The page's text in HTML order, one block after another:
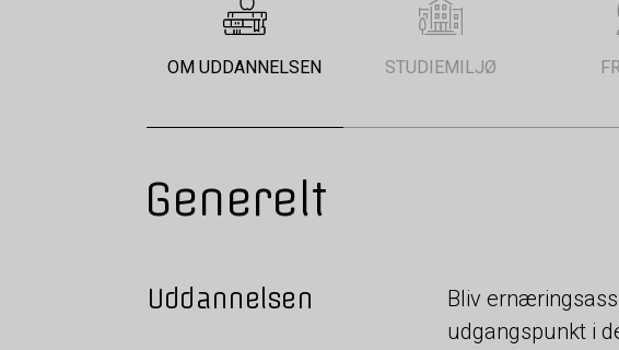
OM UDDANNELSEN STUDIEMILJØ
Generelt
Uddannelsen
Bliv
udgangspunkt i